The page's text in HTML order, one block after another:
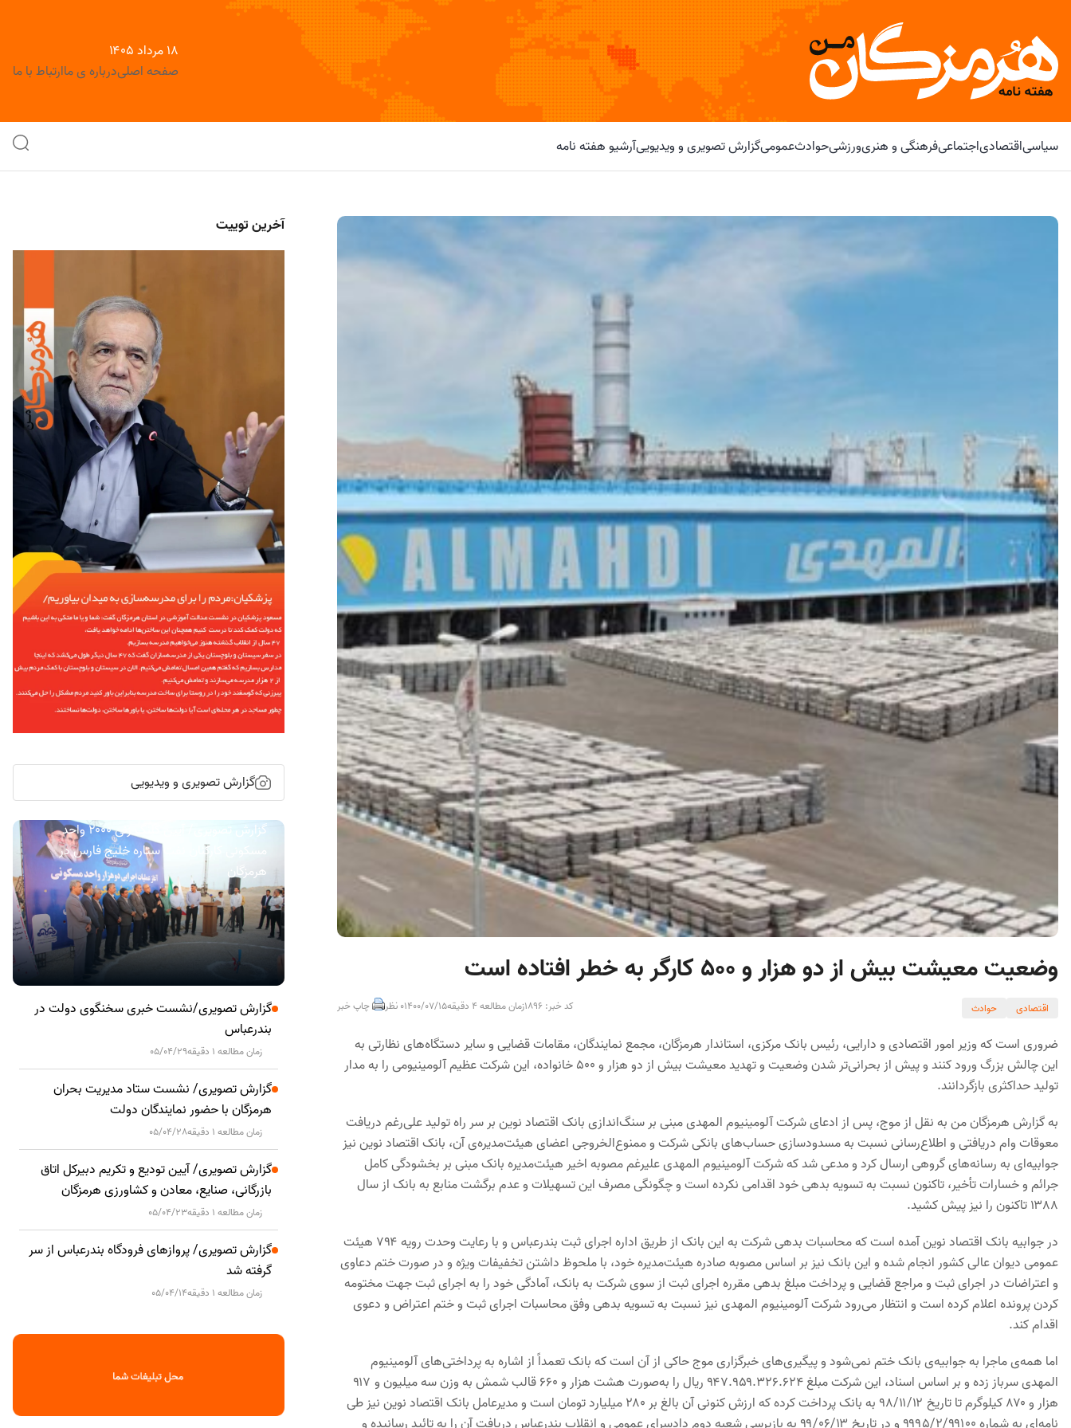
۱۸ مرداد ۱۴۰۵
صفحه اصلیدرباره ی ماارتباط با ما
سیاسیاقتصادیاجتماعیفرهنگی و هنریورزشیحوادثعمومیگزارش تصویری و ویدیوییآرشیو هفته نامه
وضعیت معیشت بیش از دو هزار و ۵۰۰ کارگر به خطر افتاده است
اقتصادی حوادث کد خبر: 1896 زمان مطالعه 4 دقیقه 1400/07/150 نظر چاپ خبر
ضروری است که وزیر امور اقتصادی و دارایی، رئیس بانک مرکزی، استاندار هرمزگان، مجمع نمایندگان، مقامات قضایی و سایر دستگاه‌های نظارتی به
این چالش بزرگ ورود کنند و پیش از بحرانی‌تر شدن وضعیت و تهدید معیشت بیش از دو هزار و ۵۰۰ خانواده، این شرکت عظیم آلومینیومی را به مدار
تولید حداکثری بازگردانند.
به گزارش هرمزگان من به نقل از موج، پس از ادعای شرکت آلومینیوم المهدی مبنی بر سنگ‌اندازی بانک اقتصاد نوین بر سر راه تولید علی‌رغم دریافت
معوقات وام دریافتی و اطلاع‌رسانی نسبت به مسدودسازی حساب‌های بانکی شرکت و ممنوع‌الخروجی اعضای هیئت‌مدیره‌ی آن، بانک اقتصاد نوین نیز
جوابیه‌ای به رسانه‌های گروهی ارسال کرد و مدعی شد که شرکت آلومینیوم المهدی علیرغم مصوبه اخیر هیئت‌مدیره بانک مبنی بر بخشودگی کامل
جرائم و خسارات تأخیر، تاکنون نسبت به تسویه بدهی خود اقدامی نکرده است و چگونگی مصرف این تسهیلات و عدم برگشت منابع به بانک از سال
۱۳۸۸ تاکنون را نیز پیش کشید.
در جوابیه بانک اقتصاد نوین آمده است که محاسبات بدهی شرکت به این بانک از طریق اداره اجرای ثبت بندرعباس و با رعایت وحدت رویه ۷۹۴ هیئت
عمومی دیوان عالی کشور انجام شده و این بانک نیز بر اساس مصوبه صادره هیئت‌مدیره خود، با ملحوظ داشتن تخفیفات ویژه و در صورت ختم دعاوی
و اعتراضات در اجرای ثبت و مراجع قضایی و پرداخت مبلغ بدهی مقرره اجرای ثبت از سوی شرکت به بانک، آمادگی خود را به اجرای ثبت جهت مختومه
کردن پرونده اعلام کرده است و انتظار می‌رود شرکت آلومینیوم المهدی نیز نسبت به تسویه بدهی وفق محاسبات اجرای ثبت و ختم اعتراض و دعوی
اقدام کند.
اما همه‌ی ماجرا به جوابیه‌ی بانک ختم نمی‌شود و پیگیری‌های خبرگزاری موج حاکی از آن است که بانک تعمداً از اشاره به پرداختی‌های آلومینیوم
المهدی سرباز زده و بر اساس اسناد، این شرکت مبلغ ۹۴۷.۹۵۹.۳۲۶.۶۲۴ ریال را به‌صورت هشت هزار و ۶۶۰ قالب شمش به وزن سه میلیون و ۹۱۷
هزار و ۸۷۰ کیلوگرم تا تاریخ ۹۸/۱۱/۱۲ به بانک پرداخت کرده که ارزش کنونی آن بالغ بر ۲۸۰ میلیارد تومان است و مدیرعامل بانک اقتصاد نوین نیز طی
آخرین توییت
گزارش تصویری و ویدیویی
گزارش تصویری/ آیین کلنگ زنی ۲۰۰۰ واحد
مسکونی کارکنان نفت ستاره خلیج فارس در
هرمزگان
گزارش تصویری/نشست خبری سخنگوی دولت در
بندرعباس
زمان مطالعه 1 دقیقه 05/04/29
گزارش تصویری/ نشست ستاد مدیریت بحران
هرمزگان با حضور نمایندگان دولت
زمان مطالعه 1 دقیقه 05/04/28
گزارش تصویری/ آیین تودیع و تکریم دبیرکل اتاق
بازرگانی، صنایع، معادن و کشاورزی هرمزگان
زمان مطالعه 1 دقیقه 05/04/23
گزارش تصویری/ پروازهای فرودگاه بندرعباس از سر
گرفته شد
زمان مطالعه 1 دقیقه 05/04/14